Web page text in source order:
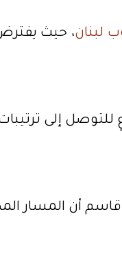
لبنان، حيث
إلى
أن المسار